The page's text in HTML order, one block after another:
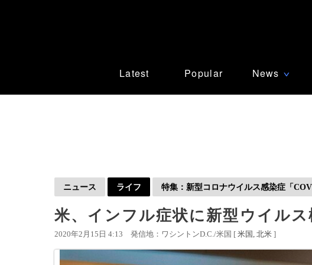
Latest Popular News ∨
ニュース ライフ 特集：新型コロナウイルス感染症「
米、インフル症状に新型ウイル
2020年2月15日 4:13 発信地：ワシントンD.C./米国 [ 米国 北米 ]